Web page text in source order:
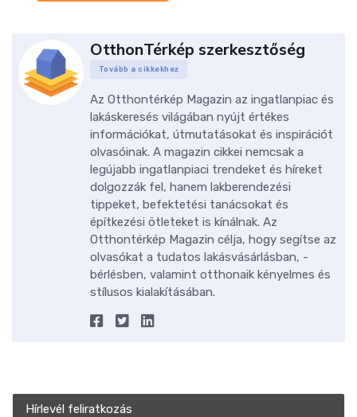
OtthonTérkép szerkesztőség
Tovább a cikkekhez
Az Otthontérkép Magazin az ingatlanpiac és
lakáskeresés világában nyújt értékes
információkat, útmutatásokat és inspirációt
olvasóinak. A magazin cikkei nemcsak a
legújabb ingatlanpiaci trendeket és híreket
dolgozzák fel, hanem lakberendezési
tippeket, befektetési tanácsokat és
építkezési ötleteket is kínálnak. Az
Otthontérkép Magazin célja, hogy segítse az
olvasókat a tudatos lakásvásárlásban, -
bérlésben, valamint otthonaik kényelmes és
stílusos kialakításában.
Hírlevél feliratkozás